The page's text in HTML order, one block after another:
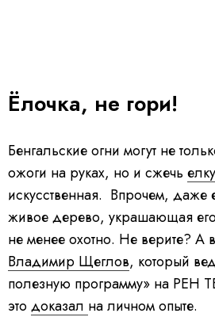
Ёлочка, не гори!
Бенгальские огни могут не
ожоги на руках, но и сжечь елку
искусственная. Впрочем, даже
живое дерево, украшающая
не менее охотно. Не верите? А
Владимир Щеглов, который
полезную программу» на РЕН
этодоказал на личном опыте.